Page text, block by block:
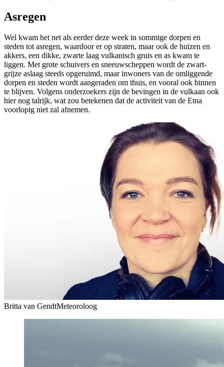
Asregen
Wel kwam het net als eerder deze week in sommige dorpen en
steden tot asregen, waardoor er op straten, maar ook de huizen en
akkers, een dikke, zwarte laag vulkanisch gruis en as kwam te
liggen. Met grote schuivers en sneeuwscheppen wordt de zwart-
grijze aslaag steeds opgeruimd, maar inwoners van de omliggende
dorpen en steden wordt aangeraden om thuis, en vooral ook binnen
te blijven. Volgens onderzoekers zijn de bevingen in de vulkaan ook
hier nog talrijk, wat zou betekenen dat de activiteit van de Etna
voorlopig niet zal afnemen.
Britta van GendtMeteoroloog